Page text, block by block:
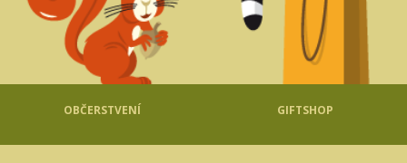
OBČERSTVENÍ GIFTSHOP